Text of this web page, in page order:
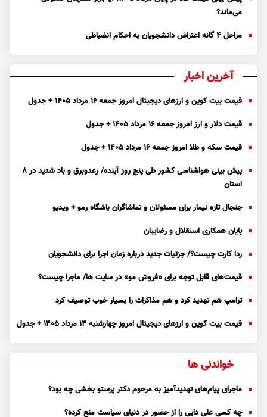
می‌ماند؟
مراحل ۴ گانه اعتراض دانشجویان به احکام انضباطی
آخرین اخبار
قیمت بیت کوین و ارز‌های دیجیتال امروز جمعه ۱۶ مرداد ۱۴۰۵ + جدول
قیمت دلار و ارز امروز جمعه ۱۶ مرداد ۱۴۰۵ + جدول
قیمت سکه و طلا امروز جمعه ۱۶ مرداد ۱۴۰۵ + جدول
پیش بینی هواشناسی کشور طی پنج روز آینده/ رعدوبرق و باد شدید در ۸
استان
جنجال تازه نیمار برای مسئولان و تماشاگران باشگاه رمو + ویدیو
پایان همکاری استقلال و رضاییان
ردا کارت چیست؟/ جزئیات جدید درباره زمان اجرا برای دانشجویان
قیمت‌های قابل توجه برای «فروش مو» در سایت ها/ ماجرا چیست؟
ترامپ هم تهدید کرد و هم مذاکرات را بسیار خوب توصیف کرد
قیمت بیت کوین و ارز‌های دیجیتال امروز چهارشنبه ۱۴ مرداد ۱۴۰۵ + جدول
خواندنی ها
ماجرای پیام‌های تهدیدآمیز به مرحوم دکتر پرستو بخشی چه بود؟
چه کسی علی دایی را از حضور در دنیای سیاست منع کرده؟